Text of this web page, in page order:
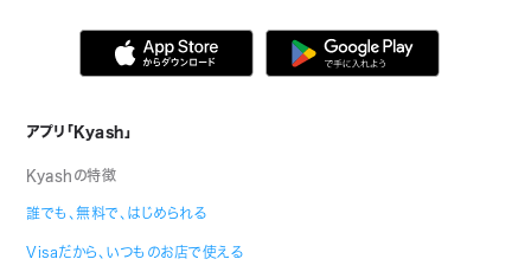
アプリ「Kyash」
Kyashの特徴
誰でも、無料で、はじめられる
Visaだから、いつものお店で使える